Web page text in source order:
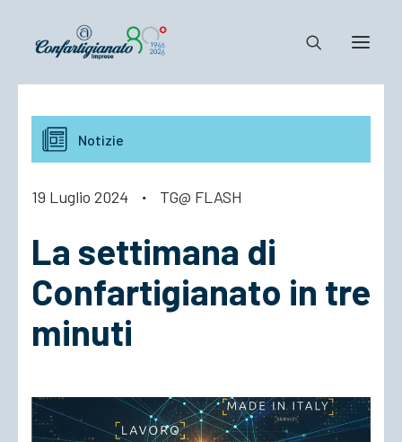
Notizie e Documenti
Confartigianato
Cosa Facciamo
Notizie
19 Luglio 2024 · TG@ FLASH
La settimana di
Confartigianato in tre
minuti